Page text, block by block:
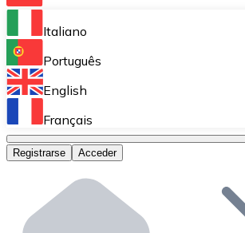
Bitnovo Ramp
Integra nuestra solución en tu
Bitnovo Giftcards
Bitnovo OTC
Bitnovo ATM
Integra un ATM Bitnovo en tu
Italiano
Português
English
Français
Registrarse Acceder